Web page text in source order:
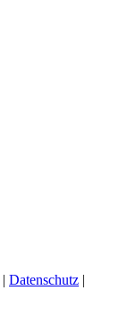
| Datenschutz |